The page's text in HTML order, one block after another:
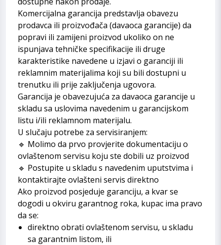
Komercijalna garancija predstavlja obavezu
prodavca ili proizvođača (davaoca garancije) da
popravi ili zamijeni proizvod ukoliko on ne
ispunjava tehničke specifikacije ili druge
karakteristike navedene u izjavi o garanciji ili
reklamnim materijalima koji su bili dostupni u
trenutku ili prije zaključenja ugovora.
Garancija je obavezujuća za davaoca garancije u
skladu sa uslovima navedenim u garancijskom
listu i/ili reklamnom materijalu.
U slučaju potrebe za servisiranjem:
🔹 Molimo da prvo provjerite dokumentaciju o
ovlaštenom servisu koju ste dobili uz proizvod
🔹 Postupite u skladu s navedenim uputstvima i
kontaktirajte ovlašteni servis direktno
Ako proizvod posjeduje garanciju, a kvar se
dogodi u okviru garantnog roka, kupac ima pravo
da se:
direktno obrati ovlaštenom servisu, u skladu
sa garantnim listom, ili